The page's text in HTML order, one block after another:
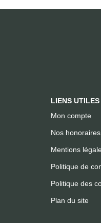
LIENS UTILES
Mon compte
Nos honoraires
Mentions
Politique de
Politique des
Plan du site